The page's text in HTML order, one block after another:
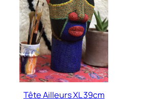
Tête Ailleurs XL 39cm